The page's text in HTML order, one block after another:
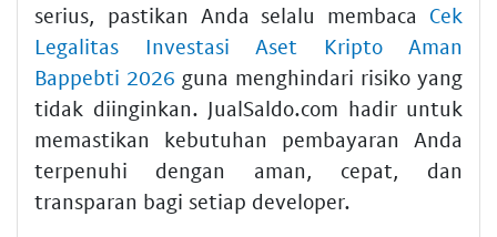
serius, pastikan Anda selalu membaca Cek
Legalitas Investasi Aset Kripto Aman
Bappebti 2026 guna menghindari risiko yang
tidak diinginkan. JualSaldo.com hadir untuk
memastikan kebutuhan pembayaran Anda
terpenuhi dengan aman, cepat, dan
transparan bagi setiap developer.